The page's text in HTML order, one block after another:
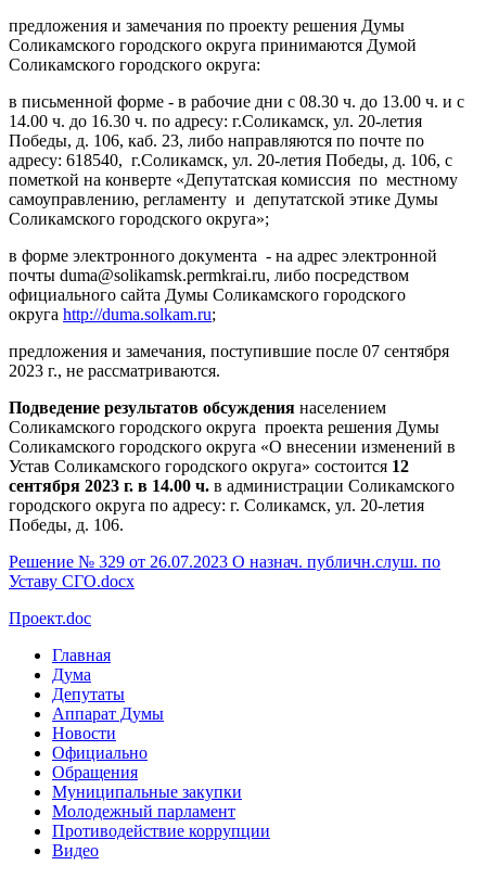
предложения и замечания по проекту решения Думы
Соликамского городского округа принимаются Думой
Соликамского городского округа:
в письменной форме - в рабочие дни с 08.30 ч. до 13.00 ч. и с
14.00 ч. до 16.30 ч. по адресу: г.Соликамск, ул. 20-летия
Победы, д. 106, каб. 23, либо направляются по почте по
адресу: 618540, г.Соликамск, ул. 20-летия Победы, д. 106, с
пометкой на конверте «Депутатская комиссия по местному
самоуправлению, регламенту и депутатской этике Думы
Соликамского городского округа»;
в форме электронного документа - на адрес электронной
почты duma@solikamsk.permkrai.ru, либо посредством
официального сайта Думы Соликамского городского
округа http://duma.solkam.ru;
предложения и замечания, поступившие после 07 сентября
2023 г., не рассматриваются.
Подведение результатов обсуждения населением
Соликамского городского округа проекта решения Думы
Соликамского городского округа «О внесении изменений в
Устав Соликамского городского округа» состоится 12
сентября 2023 г. в 14.00 ч. в администрации Соликамского
городского округа по адресу: г. Соликамск, ул. 20-летия
Победы, д. 106.
Решение № 329 от 26.07.2023 О назнач. публичн.слуш. по
Уставу СГО.docx
Проект.doc
Главная
Дума
Депутаты
Аппарат Думы
Новости
Официально
Обращения
Муниципальные закупки
Молодежный парламент
Противодействие коррупции
Видео